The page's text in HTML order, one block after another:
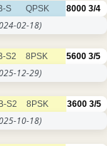
S QPSK 8000 3/4
02-18)
S2 8PSK 5600 3/5
12-29)
S2 8PSK 3600 3/5
10-18)